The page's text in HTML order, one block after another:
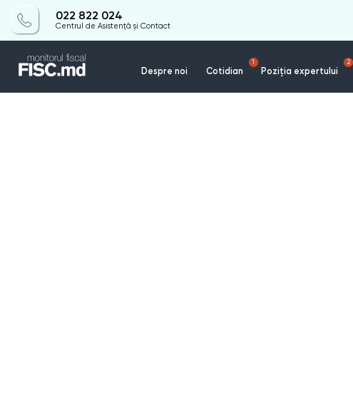
022 822 024
Centrul de Asistență și Contact
Despre noi Cotidian
1
Poziția expertului
2